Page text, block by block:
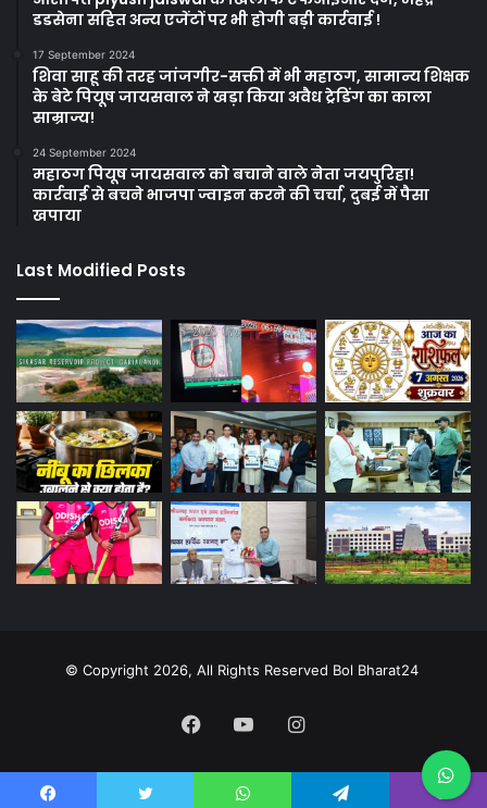
डडसेना सहित अन्य एजेंटों पर भी होगी बड़ी कार्रवाई !
17 September 2024
शिवा साहू की तरह जांजगीर-सक्ती में भी महाठग, सामान्य शिक्षक
के बेटे पियूष जायसवाल ने खड़ा किया अवैध ट्रेडिंग का काला
साम्राज्य!
24 September 2024
महाठग पियूष जायसवाल को बचाने वाले नेता जयपुरिहा!
कार्रवाई से बचने भाजपा ज्वाइन करने की चर्चा, दुबई में पैसा
खपाया
Last Modified Posts
© Copyright 2026, All Rights Reserved Bol Bharat24
Facebook
YouTubeInstagram